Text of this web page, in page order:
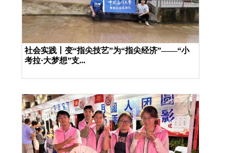
社会实践丨变“指尖技艺”为“指尖经济”——“小
考拉·大梦想”支...